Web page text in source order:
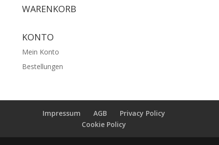
WARENKORB
KONTO
Mein Konto
Bestellungen
Impressum AGB
Privacy Policy
Cookie Policy